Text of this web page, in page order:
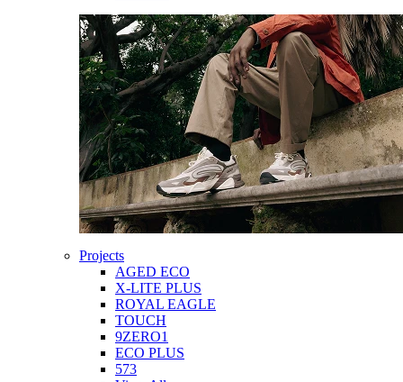
Projects
AGED ECO
X-LITE PLUS
ROYAL EAGLE
TOUCH
9ZERO1
ECO PLUS
573